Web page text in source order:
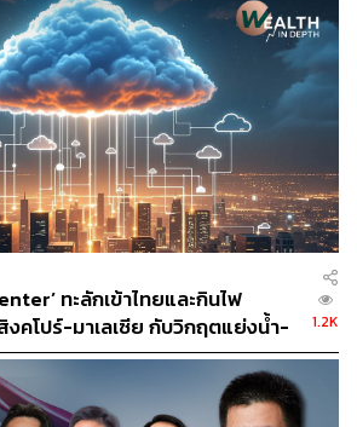
184
ABOUT THE AUTHOR
สกุลชัย เก่งอนันตานนท์
Content Creator สำนักข่าว THE
STANDARD WEALTH
ทะลักเข้าไทยและกินไฟ
คโปร์-มาเลเซีย กับวิกฤตแย่งน้ำ-
1.2K